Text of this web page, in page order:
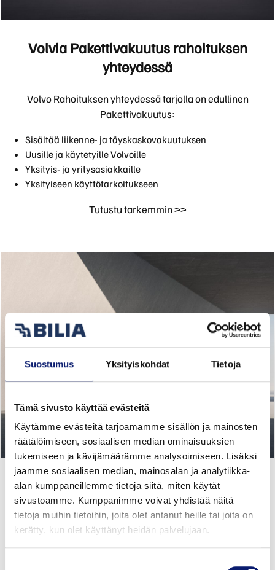
Suostumus Yksityiskohdat Tietoja
Tämä sivusto käyttää evästeitä
Käytämme evästeitä tarjoamamme sisällön ja mainosten
räätälöimiseen, sosiaalisen median ominaisuuksien
tukemiseen ja kävijämäärämme analysoimiseen. Lisäksi
jaamme sosiaalisen median, mainosalan ja analytiikka-
alan kumppaneillemme tietoja siitä, miten käytät
sivustoamme. Kumppanimme voivat yhdistää näitä
tietoja muihin tietoihin, joita olet antanut heille tai joita on
kerätty, kun olet käyttänyt heidän palvelujaan.
Volvia Pakettivakuutus rahoituksen
yhteydessä
Volvo Rahoituksen yhteydessä tarjolla on edullinen
Pakettivakuutus:
Sisältää liikenne- ja täyskaskovakuutuksen
Uusille ja käytetyille Volvoille
Yksityis- ja yritysasiakkaille
Yksityiseen käyttötarkoitukseen
Tutustu tarkemmin >>
Täyskasko Volvo -sähköautoille
Täyssähköauton kaskovakuutus kiinteään hintaan kahdeksi
vuodeksi! Tarjous koskee yksityisasiakkaiden
yksityiskäyttöön ostamia Volvo -täyssähköautoja ja kahta